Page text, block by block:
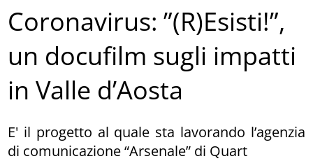
Coronavirus: ”(R)Esisti!”,
un docufilm sugli impatti
in Valle d’Aosta
E' il progetto al quale sta lavorando l’agenzia
di comunicazione “Arsenale” di Quart